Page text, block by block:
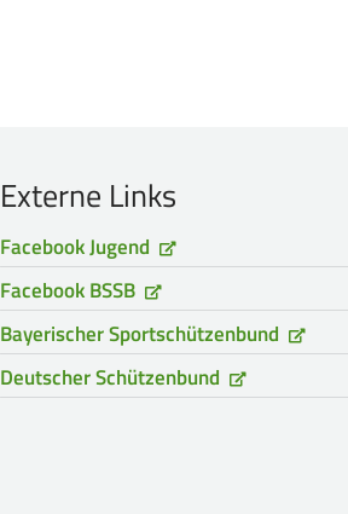
Externe Links
Facebook Jugend
Facebook BSSB
Bayerischer Sportschützenbund
Deutscher Schützenbund